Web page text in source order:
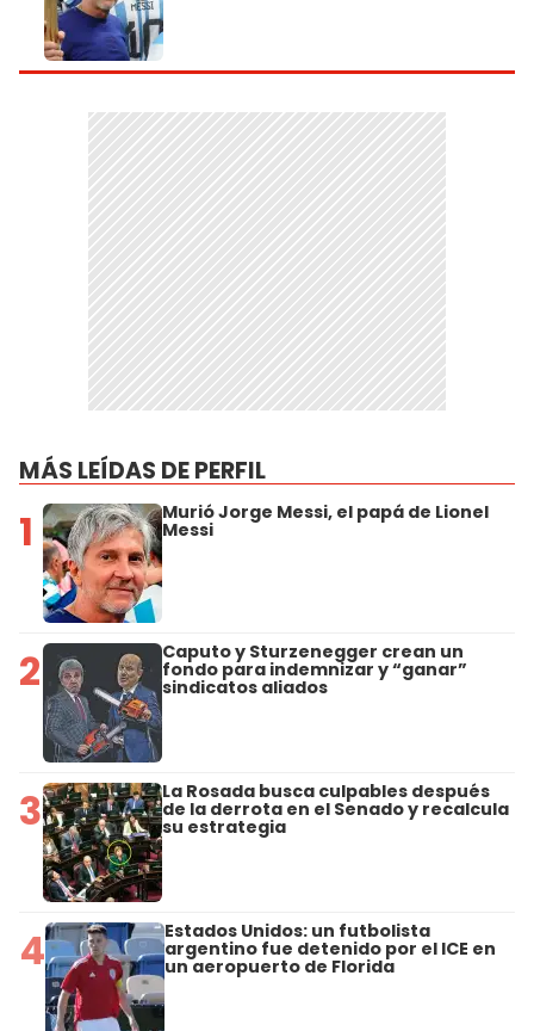
MÁS LEÍDAS DE PERFIL
1 Murió Jorge Messi, el papá de Lionel
Messi
2 Caputo y Sturzenegger crean un
fondo para indemnizar y “ganar”
sindicatos aliados
3 La Rosada busca culpables después
de la derrota en el Senado y recalcula
su estrategia
4 Estados Unidos: un futbolista
argentino fue detenido por el ICE en
un aeropuerto de Florida